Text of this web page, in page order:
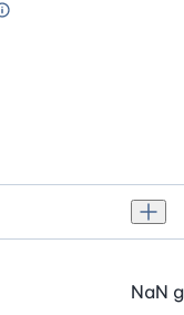
Information sur
NaN g